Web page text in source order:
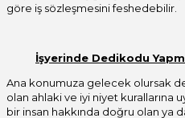
göre iş sözleşmesini feshedebilir.
İşyerinde Dedikodu
Ana konumuza gelecek olursak
olan ahlaki ve iyi niyet kurallarına
bir insan hakkında doğru olan ya